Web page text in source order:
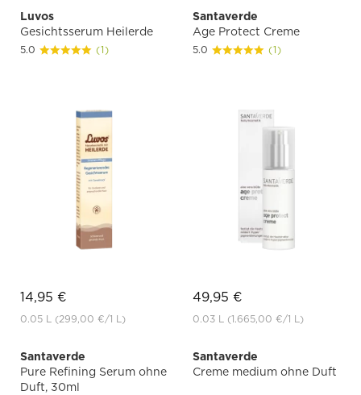
Luvos
Gesichtsserum Heilerde
5.0 (1)
14,95 €
0.05 L (299,00 €/1 L)
Santaverde
Age Protect Creme
5.0 (1)
49,95 €
0.03 L (1.665,00 €/1 L)
Santaverde
Pure Refining Serum ohne
Duft, 30ml
Santaverde
Creme medium ohne Duft